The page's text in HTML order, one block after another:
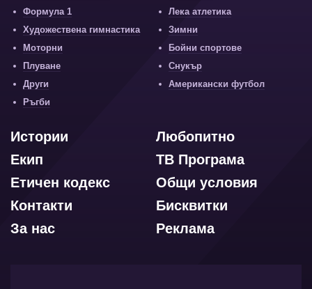
Формула 1
Лека атлетика
Художествена гимнастика
Зимни
Моторни
Бойни спортове
Плуване
Снукър
Други
Американски футбол
Ръгби
Любопитно
Истории
ТВ Програма
Екип
Общи условия
Етичен кодекс
Бисквитки
Контакти
Реклама
За нас